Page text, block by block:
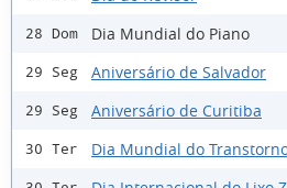
28 Dom Dia Mundial do Piano
29 Seg Aniversário de Salvador
29 Seg Aniversário de Curitiba
30 Ter Dia Mundial do